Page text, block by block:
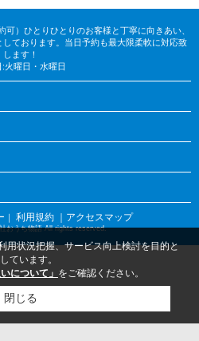
）ひとりひとりのお客様と丁寧に向きあい、
ております。当日予約も最大限柔軟に対応致
します！
:火曜日・水曜日
｜ 利用規約 ｜アクセスマップ
おうち物語 All rights reserved.
用状況把握、サービス向上検討を目的と
ています。
について」 をご確認ください。
閉じる